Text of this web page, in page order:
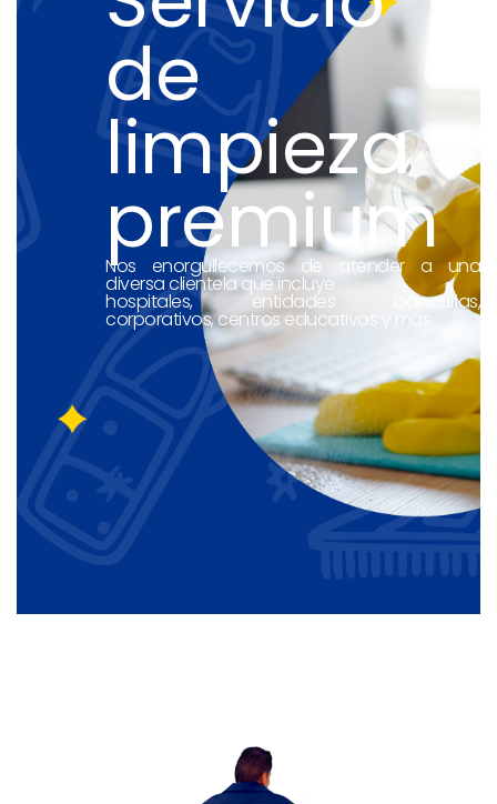
de
limpieza
premium
Nos enorgullecemos de atender a una
diversa clientela que incluye
hospitales, entidades bancarias,
corporativos, centros educativos y más.